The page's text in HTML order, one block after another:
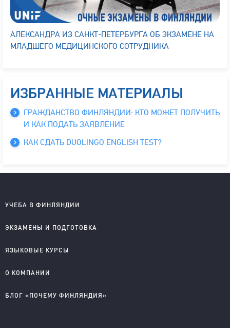
АЛЕКСАНДРА ИЗ САНКТ-ПЕТЕРБУРГА ОБ ЭКЗАМЕНЕ НА
МЛАДШЕГО МЕДИЦИНСКОГО СОТРУДНИКА
ИЗБРАННЫЕ МАТЕРИАЛЫ
ГРАЖДАНСТВО ФИНЛЯНДИИ: КТО МОЖЕТ ПОЛУЧИТЬ
И КАК ПОДАТЬ ЗАЯВЛЕНИЕ
КАК СДАТЬ DUOLINGO ENGLISH TEST?
УЧЕБА В ФИНЛЯНДИИ
Колледжи на английском
Колледжи на финском
ЭКЗАМЕНЫ И ПОДГОТОВКА
YKI подготовка и регистрация
ЯЗЫКОВЫЕ КУРСЫ
Английский для школьников
Английский для взрослых
О КОМПАНИИ
Правовые документы
БЛОГ «ПОЧЕМУ ФИНЛЯНДИЯ»